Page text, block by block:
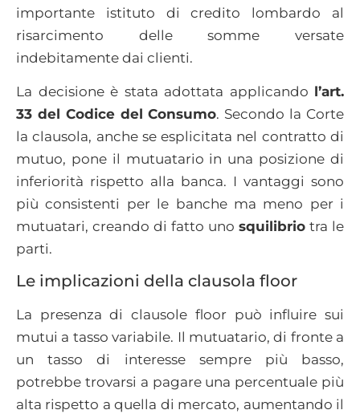
importante istituto di credito lombardo al
risarcimento delle somme versate
indebitamente dai clienti.
La decisione è stata adottata applicando l’art.
33 del Codice del Consumo. Secondo la Corte
la clausola, anche se esplicitata nel contratto di
mutuo, pone il mutuatario in una posizione di
inferiorità rispetto alla banca. I vantaggi sono
più consistenti per le banche ma meno per i
mutuatari, creando di fatto uno squilibrio tra le
parti.
Le implicazioni della clausola floor
La presenza di clausole floor può influire sui
mutui a tasso variabile. Il mutuatario, di fronte a
un tasso di interesse sempre più basso,
potrebbe trovarsi a pagare una percentuale più
alta rispetto a quella di mercato, aumentando il